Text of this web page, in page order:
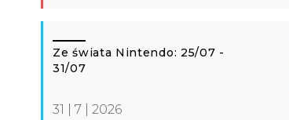
Ze świata Nintendo: 25/07 -
31/07
31 | 7 | 2026